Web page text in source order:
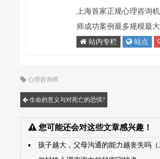
上海首家正规心理咨询
师成功案例最多规模最
站内专栏 站点
心理咨询师
生命的意义与对死亡的恐惧?
您可能还会对这些文章感兴趣！
孩子越大，父母沟通的能力越丧失吗（